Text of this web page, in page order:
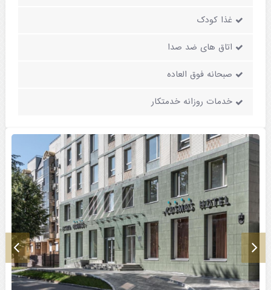
غذا کودک
اتاق های ضد صدا
صبحانه فوق العاده
خدمات روزانه خدمتکار